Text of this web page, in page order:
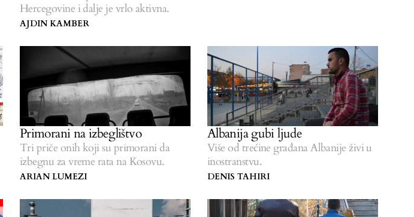
Hercegovine i dalje je vrlo aktivna.
AJDIN KAMBER
Primorani na izbeglištvo
Tri priče onih koji su primorani da
izbegnu za vreme rata na Kosovu.
ARIAN LUMEZI
Albanija gubi ljude
Više od trećine građana Albanije živi u
inostranstvu.
DENIS TAHIRI